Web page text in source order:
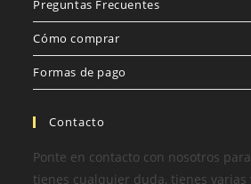
Preguntas Frecuentes
Cómo comprar
Formas de pago
Contacto
Ponte en contacto con nosotros
tienes cualquier duda, tienes varias